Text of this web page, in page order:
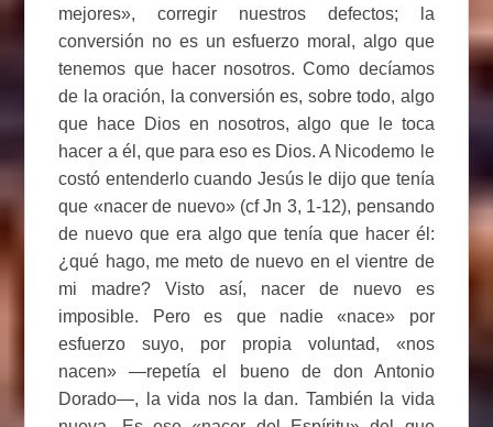
mejores», corregir nuestros defectos; la
conversión no es un esfuerzo moral, algo que
tenemos que hacer nosotros. Como decíamos
de la oración, la conversión es, sobre todo, algo
que hace Dios en nosotros, algo que le toca
hacer a él, que para eso es Dios. A Nicodemo le
costó entenderlo cuando Jesús le dijo que tenía
que «nacer de nuevo» (cf Jn 3, 1-12), pensando
de nuevo que era algo que tenía que hacer él:
¿qué hago, me meto de nuevo en el vientre de
mi madre? Visto así, nacer de nuevo es
imposible. Pero es que nadie «nace» por
esfuerzo suyo, por propia voluntad, «nos
nacen» —repetía el bueno de don Antonio
Dorado—, la vida nos la dan. También la vida